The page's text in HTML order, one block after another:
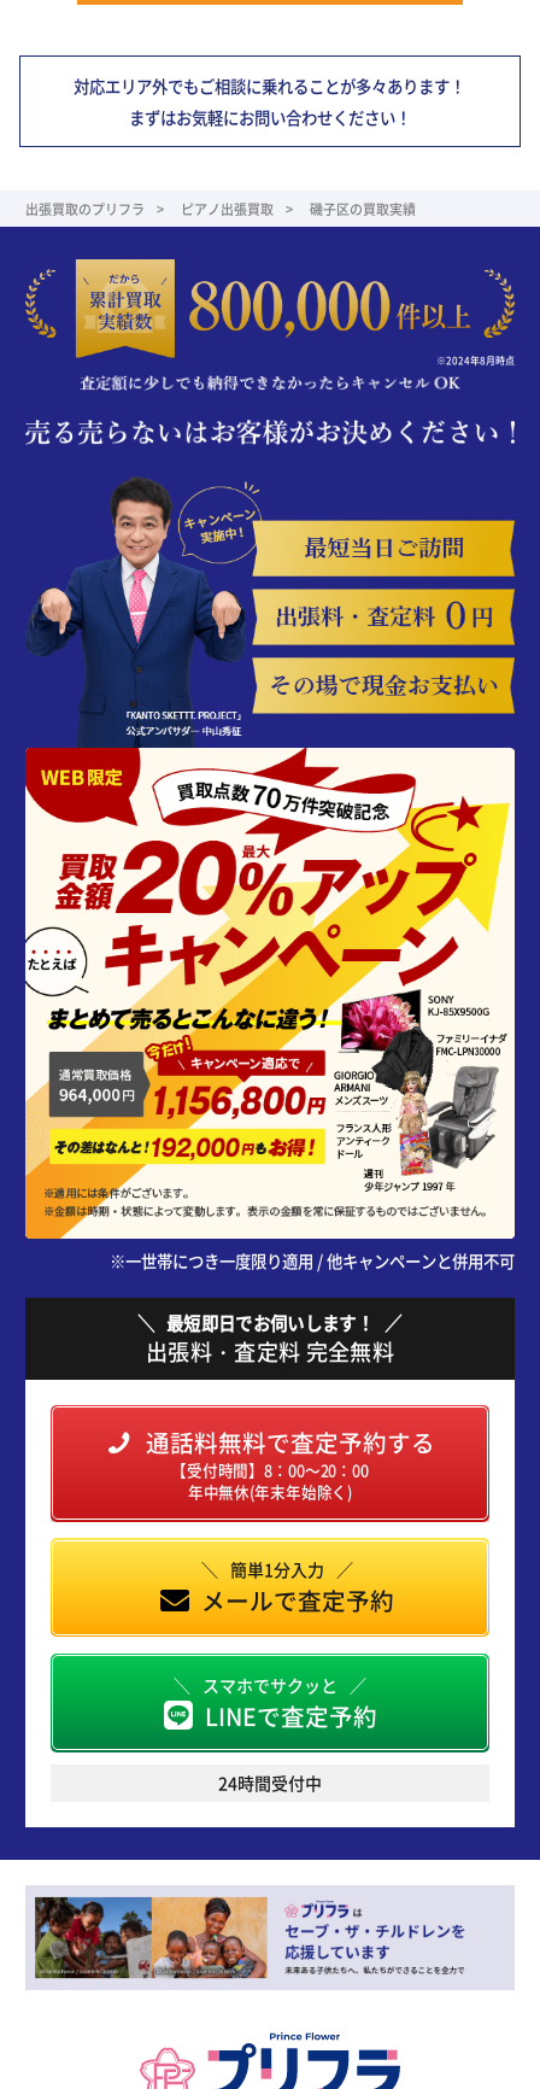
対応エリア外でもご相談に乗れることが多々あります！
まずはお気軽にお問い合わせください！
出張買取のプリフラ ピアノ出張買取 磯子区の買取実績
※2024年8月時点
※一世帯につき一度限り適用 / 他キャンペーンと併用不可
最短即日でお伺いします！
出張料・査定料 完全無料
通話料無料で査定予約する
【受付時間】8：00～20：00
年中無休(年末年始除く)
簡単1分入力
メールで査定予約
スマホでサクッと
LINEで査定予約
24時間受付中